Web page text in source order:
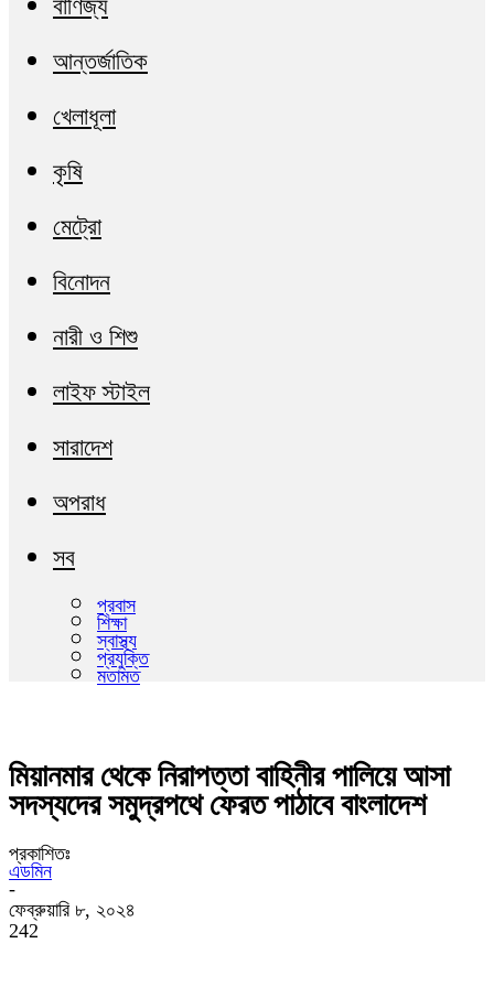
বাণিজ্য
আন্তর্জাতিক
খেলাধূলা
কৃষি
মেট্রো
বিনোদন
নারী ও শিশু
লাইফ স্টাইল
সারাদেশ
অপরাধ
সব
প্রবাস
শিক্ষা
স্বাস্থ্য
প্রযুক্তি
মতামত
মিয়ানমার থেকে নিরাপত্তা বাহিনীর পালিয়ে আসা
সদস্যদের সমুদ্রপথে ফেরত পাঠাবে বাংলাদেশ
প্রকাশিতঃ
এডমিন
-
ফেব্রুয়ারি ৮, ২০২৪
242